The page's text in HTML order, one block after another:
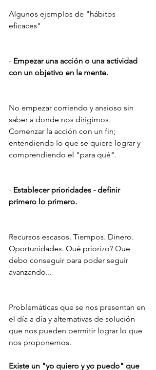
Algunos ejemplos de "hábitos
eficaces"
- Empezar una acción o una actividad
con un objetivo en la mente.
No empezar corriendo y ansioso sin
saber a donde nos dirigimos.
Comenzar la acción con un fin;
entendiendo lo que se quiere lograr y
comprendiendo el "para qué".
- Establecer prioridades - definir
primero lo primero.
Recursos escasos. Tiempos. Dinero.
Oportunidades. Qué priorizo? Que
debo conseguir para poder seguir
avanzando...
Problemáticas que se nos presentan en
el día a día y alternativas de solución
que nos pueden permitir lograr lo que
nos proponemos.
Existe un "yo quiero y yo puedo" que